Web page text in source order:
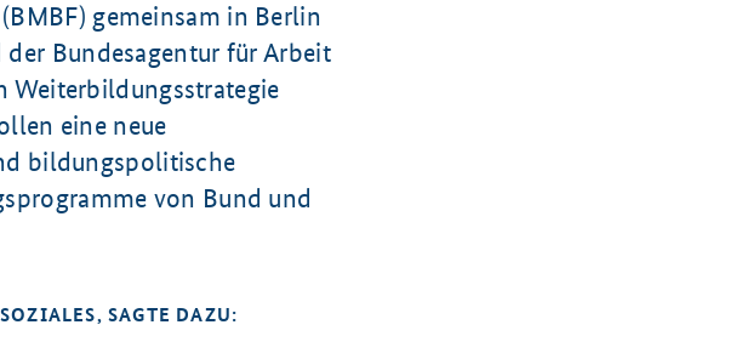
gemeinsam in Berlin
Bundesagentur für Arbeit
Weiterbildungsstrategie
eine neue
bildungspolitische
von Bund und
SAGTE DAZU: